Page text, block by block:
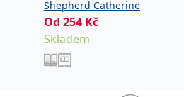
Shepherd Catherine
Od 254 Kč
Skladem